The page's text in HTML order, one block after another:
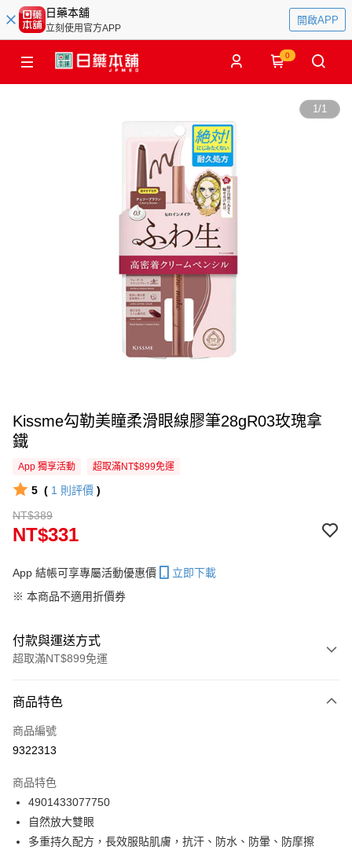
日藥本舖
立刻使用官方APP
開啟APP
0
1/1
Kissme勾勒美瞳柔滑眼線膠筆28gR03玫瑰拿
鐵
App 獨享活動 超取滿NT$899免運
5 ( 1 則評價 )
NT$389
NT$331
App 結帳可享專屬活動優惠價
立即下載
※ 本商品不適用折價券
付款與運送方式
超取滿NT$899免運
信用卡一次付款
信用卡分期付款
合作金庫商業銀行
華南商業銀行
上海商業儲蓄銀行
國泰世華商業銀行
兆豐國際商業銀行
LINE Pay
商品特色
商品編號
9322313
商品特色
4901433077750
自然放大雙眼
多重持久配方，長效服貼肌膚，抗汗、防水、防暈、防摩擦